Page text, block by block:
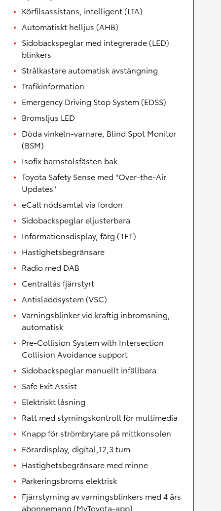
Körfilsassistans, intelligent (LTA)
Automatiskt helljus (AHB)
Sidobackspeglar med integrerade (LED)
blinkers
Strålkastare automatisk avstängning
Trafikinformation
Emergency Driving Stop System (EDSS)
Bromsljus LED
Döda vinkeln-varnare, Blind Spot Monitor
(BSM)
Isofix barnstolsfästen bak
Toyota Safety Sense med "Over-the-Air
Updates"
eCall nödsamtal via fordon
Sidobackspeglar eljusterbara
Informationsdisplay, färg (TFT)
Hastighetsbegränsare
Radio med DAB
Centrallås fjärrstyrt
Antisladdsystem (VSC)
Varningsblinker vid kraftig inbromsning,
automatisk
Pre-Collision System with Intersection
Collision Avoidance support
Sidobackspeglar manuellt infällbara
Safe Exit Assist
Elektriskt låsning
Ratt med styrningskontroll för multimedia
Knapp för strömbrytare på mittkonsolen
Förardisplay, digital,12,3 tum
Hastighetsbegränsare med minne
Parkeringsbroms elektrisk
Fjärrstyrning av varningsblinkers med 4 års
abonnemang (MyToyota-app)